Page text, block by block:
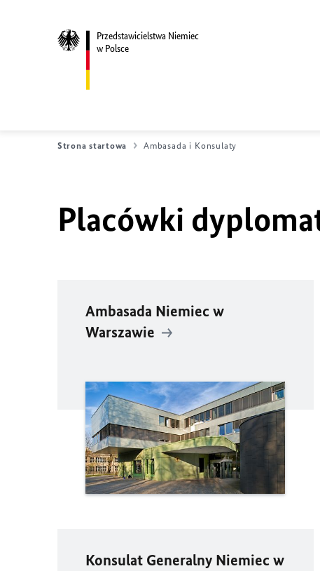
Przedstawicielstwa Niemiec
w Polsce
Strona startowa Ambasada i Konsulaty
Placówki
Ambasada Niemiec w
Warszawie
Konsulat Generalny Niemiec w